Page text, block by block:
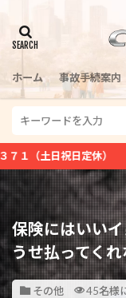
ホーム 事故手続案内
定休）
保険にはいい
うせ払ってく
その他 45名様